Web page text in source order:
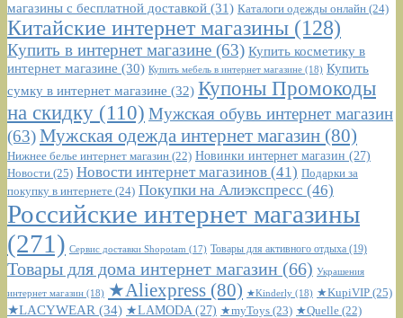
магазины с бесплатной доставкой (31) Каталоги одежды онлайн (24)
Китайские интернет магазины (128)
Купить в интернет магазине (63) Купить косметику в
интернет магазине (30) Купить мебель в интернет магазине (18) Купить
сумку в интернет магазине (32) Купоны Промокоды
на скидку (110) Мужская обувь интернет магазин
(63)Мужская одежда интернет магазин (80)
Нижнее белье интернет магазин (22) Новинки интернет магазин (27)
Новости (25) Новости интернет магазинов (41) Подарки за
покупку в интернете (24) Покупки на Алиэкспресс (46)
Российские интернет магазины
(271) Сервис доставки Shopotam (17) Товары для активного отдыха (19)
Товары для дома интернет магазин (66) Украшения
интернет магазин (18) ★Aliexpress (80) ★Kinderly (18) ★KupiVIP (25)
★LACYWEAR (34) ★LAMODA(27) ★myToys (23) ★Quelle (22)